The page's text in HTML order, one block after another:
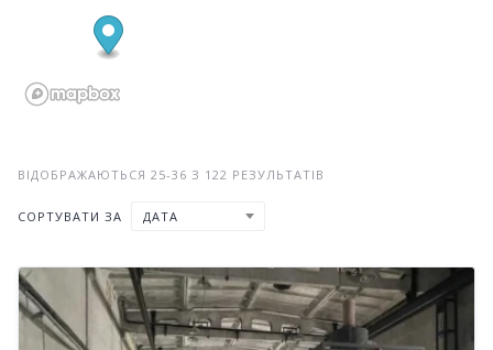
ВІДОБРАЖАЮТЬСЯ 25-36 З 122 РЕЗУЛЬТАТІВ
СОРТУВАТИ ЗА ДАТА